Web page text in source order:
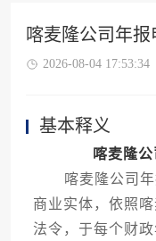
喀麦隆公司年报
2026-08-04 17:53:34
基本释义
喀麦隆
喀麦隆公司年
商业实体，依照
法令，于每个财